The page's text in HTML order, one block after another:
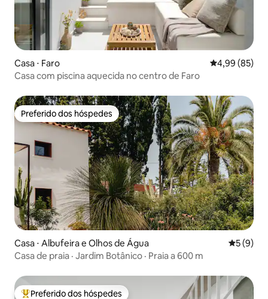
Casa ⋅ Faro 4,99 de uma
4,99 (85)
Casa com piscina aquecida no centro de Faro
Preferido dos hóspedes
Preferido dos hóspedes
Casa ⋅ Albufeira e Olhos de Água 5 de
5 (9)
Casa de praia · Jardim Botânico · Praia a 600 m
Preferido dos hóspedes